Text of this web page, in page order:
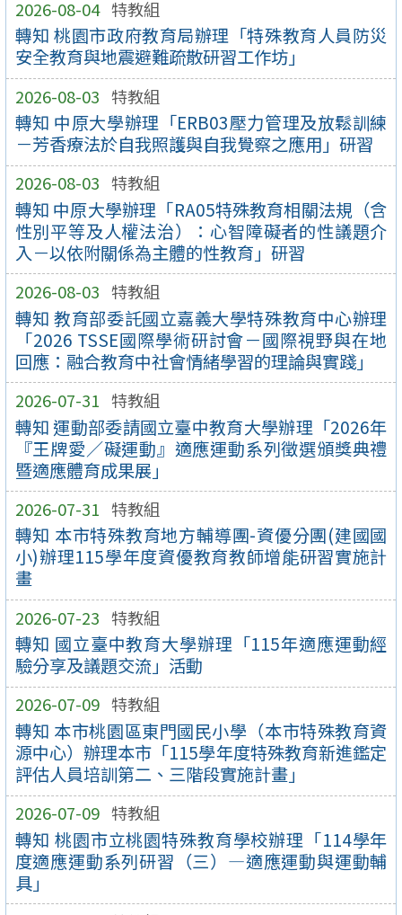
2026-08-04 特教組
轉知 桃園市政府教育局辦理「特殊教育人員防災
安全教育與地震避難疏散研習工作坊」
2026-08-03 特教組
轉知 中原大學辦理「ERB03壓力管理及放鬆訓練
－芳香療法於自我照護與自我覺察之應用」研習
2026-08-03 特教組
轉知 中原大學辦理「RA05特殊教育相關法規（含
性別平等及人權法治）：心智障礙者的性議題介
入－以依附關係為主體的性教育」研習
2026-08-03 特教組
轉知 教育部委託國立嘉義大學特殊教育中心辦理
「2026 TSSE國際學術研討會－國際視野與在地
回應：融合教育中社會情緒學習的理論與實踐」
2026-07-31 特教組
轉知 運動部委請國立臺中教育大學辦理「2026年
『王牌愛／礙運動』適應運動系列徵選頒獎典禮
暨適應體育成果展」
2026-07-31 特教組
轉知 本市特殊教育地方輔導團-資優分團(建國國
小)辦理115學年度資優教育教師增能研習實施計
畫
2026-07-23 特教組
轉知 國立臺中教育大學辦理「115年適應運動經
驗分享及議題交流」活動
2026-07-09 特教組
轉知 本市桃園區東門國民小學（本市特殊教育資
源中心）辦理本市「115學年度特殊教育新進鑑定
評估人員培訓第二、三階段實施計畫」
2026-07-09 特教組
轉知 桃園市立桃園特殊教育學校辦理「114學年
度適應運動系列研習（三）—適應運動與運動輔
具」